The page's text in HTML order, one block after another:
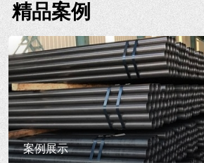
精品案例
案例展示